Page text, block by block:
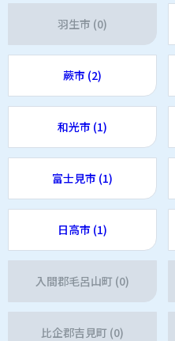
羽生市 (0)
蕨市 (2)
和光市 (1)
富士見市 (1)
日高市 (1)
入間郡毛呂山町 (0)
比企郡吉見町 (0)